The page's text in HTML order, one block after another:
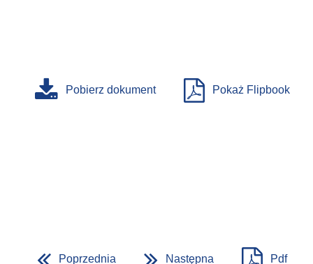
Pobierz dokument Pokaż Flipbook
Poprzednia Następna Pdf